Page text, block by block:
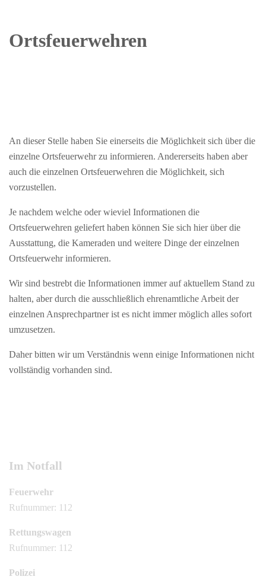
Ortsfeuerwehren
An dieser Stelle haben Sie einerseits die Möglichkeit sich über die
einzelne Ortsfeuerwehr zu informieren. Andererseits haben aber
auch die einzelnen Ortsfeuerwehren die Möglichkeit, sich
vorzustellen.
Je nachdem welche oder wieviel Informationen die
Ortsfeuerwehren geliefert haben können Sie sich hier über die
Ausstattung, die Kameraden und weitere Dinge der einzelnen
Ortsfeuerwehr informieren.
Wir sind bestrebt die Informationen immer auf aktuellem Stand zu
halten, aber durch die ausschließlich ehrenamtliche Arbeit der
einzelnen Ansprechpartner ist es nicht immer möglich alles sofort
umzusetzen.
Daher bitten wir um Verständnis wenn einige Informationen nicht
vollständig vorhanden sind.
Im Notfall
Feuerwehr
Rufnummer: 112
Rettungswagen
Rufnummer: 112
Polizei